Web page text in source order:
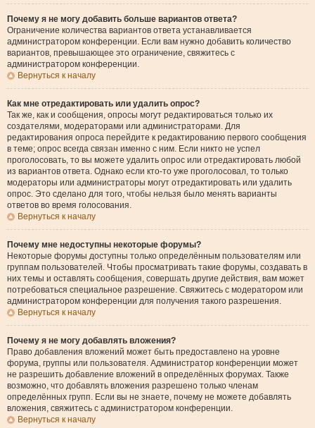
Почему я не могу добавить больше вариантов ответа?
Ограничение количества вариантов ответа устанавливается
администратором конференции. Если вам нужно добавить количество
вариантов, превышающее это ограничение, свяжитесь с
администратором конференции.
Вернуться к началу
Как мне отредактировать или удалить опрос?
Так же, как и сообщения, опросы могут редактироваться только их
создателями, модераторами или администраторами. Для
редактирования опроса перейдите к редактированию первого сообщения
в теме; опрос всегда связан именно с ним. Если никто не успел
проголосовать, то вы можете удалить опрос или отредактировать любой
из вариантов ответа. Однако если кто-то уже проголосовал, то только
модераторы или администраторы могут отредактировать или удалить
опрос. Это сделано для того, чтобы нельзя было менять варианты
ответов во время голосования.
Вернуться к началу
Почему мне недоступны некоторые форумы?
Некоторые форумы доступны только определённым пользователям или
группам пользователей. Чтобы просматривать такие форумы, создавать в
них темы и оставлять сообщения, совершать другие действия, вам может
потребоваться специальное разрешение. Свяжитесь с модератором или
администратором конференции для получения такого разрешения.
Вернуться к началу
Почему я не могу добавлять вложения?
Право добавления вложений может быть предоставлено на уровне
форума, группы или пользователя. Администратор конференции может
не разрешить добавление вложений в определённых форумах. Также
возможно, что добавлять вложения разрешено только членам
определённых групп. Если вы не знаете, почему не можете добавлять
вложения, свяжитесь с администратором конференции.
Вернуться к началу